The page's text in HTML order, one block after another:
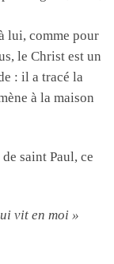
lui, comme pour
le Christ est un
: il a tracé la
à la maison
saint Paul, ce
vit en moi »